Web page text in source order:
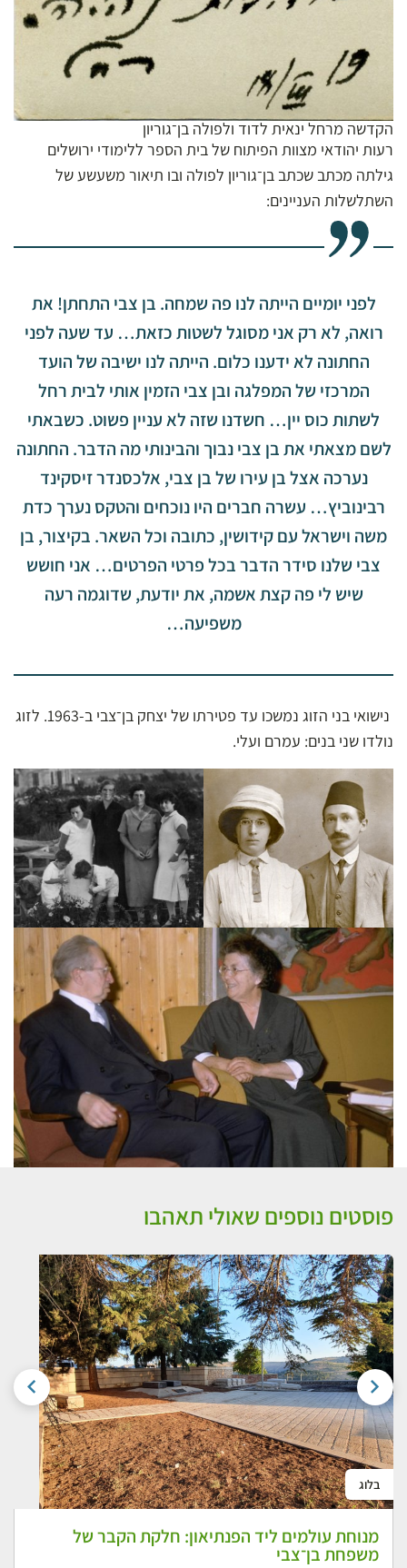
הקדשה מרחל ינאית לדוד ולפולה בן־גוריון
רעות יהודאי מצוות הפיתוח של בית הספר ללימודי ירושלים
גילתה מכתב שכתב בן־גוריון לפולה ובו תיאור משעשע של
השתלשלות העניינים:
לפני יומיים הייתה לנו פה שמחה. בן צבי התחתן! את
רואה, לא רק אני מסוגל לשטות כזאת… עד שעה לפני
החתונה לא ידענו כלום. הייתה לנו ישיבה של הועד
המרכזי של המפלגה ובן צבי הזמין אותי לבית רחל
לשתות כוס יין… חשדנו שזה לא עניין פשוט. כשבאתי
לשם מצאתי את בן צבי נבוך והבינותי מה הדבר. החתונה
נערכה אצל בן עירו של בן צבי, אלכסנדר זיסקינד
רבינוביץ… עשרה חברים היו נוכחים והטקס נערך כדת
משה וישראל עם קידושין, כתובה וכל השאר. בקיצור, בן
צבי שלנו סידר הדבר בכל פרטי הפרטים… אני חושש
שיש לי פה קצת אשמה, את יודעת, שדוגמה רעה
משפיעה…
נישואי בני הזוג נמשכו עד פטירתו של יצחק בן־צבי ב-1963. לזוג
נולדו שני בנים: עמרם ועלי.
פוסטים נוספים שאולי תאהבו
בלוג
מנוחת עולמים ליד הפנתיאון: חלקת הקבר של
משפחת בן־צבי